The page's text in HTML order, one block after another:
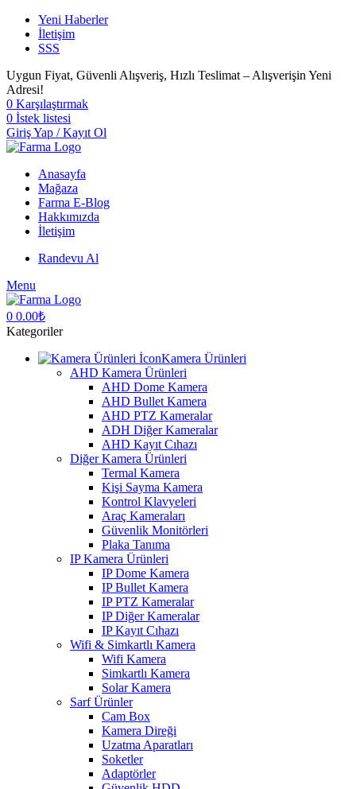
Yeni Haberler
İletişim
SSS
Uygun Fiyat, Güvenli Alışveriş, Hızlı Teslimat – Alışverişin Yeni
Adresi!
0 Karşılaştırmak
0 İstek listesi
Giriş Yap / Kayıt Ol
Anasayfa
Mağaza
Farma E-Blog
Hakkımızda
İletişim
Randevu Al
Menu
0 0.00₺
Kategoriler
Kamera Ürünleri
AHD Kamera Ürünleri
AHD Dome Kamera
AHD Bullet Kamera
AHD PTZ Kameralar
ADH Diğer Kameralar
AHD Kayıt Cıhazı
Diğer Kamera Ürünleri
Termal Kamera
Kişi Sayma Kamera
Kontrol Klavyeleri
Araç Kameraları
Güvenlik Monitörleri
Plaka Tanıma
IP Kamera Ürünleri
IP Dome Kamera
IP Bullet Kamera
IP PTZ Kameralar
IP Diğer Kameralar
IP Kayıt Cıhazı
Wifi & Simkartlı Kamera
Wifi Kamera
Simkartlı Kamera
Solar Kamera
Sarf Ürünler
Cam Box
Kamera Direği
Uzatma Aparatları
Soketler
Adaptörler